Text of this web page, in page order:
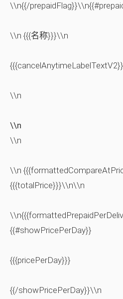
\\n{{/
\\n {{{名称}}}\\n
\\n
\\n
\\n
\\n
{{{totalPrice}}}\\n\\n
{{#showPricePerDay}}
{{{pricePerDay}}}
{{/showPricePerDay}}\\n